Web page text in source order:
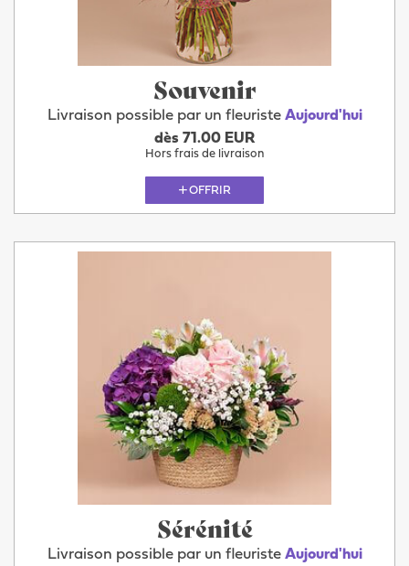
Souvenir
Livraison possible par un fleuriste Aujourd'hui
dès 71.00 EUR
Hors frais de livraison
OFFRIR
Sérénité
Livraison possible par un fleuriste Aujourd'hui